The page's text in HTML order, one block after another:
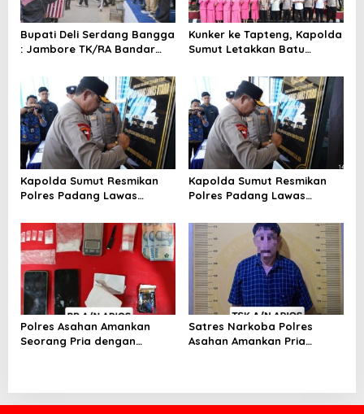
Bupati Deli Serdang Bangga
: Jambore TK/RA Bandar
Kecamatan
Kunker ke Tapteng, Kapolda
Sumut Letakkan Batu
Rusun Polres Tapanuli
Tengah
Kapolda Sumut Resmikan
Polres Padang Lawas
Humanis dan Penambahan
Personel
Kapolda Sumut Resmikan
Polres Padang Lawas
Humanis dan Penambahan
Personel
Polres Asahan Amankan
Seorang Pria dengan
Satres Narkoba Polres
Asahan Amankan Pria